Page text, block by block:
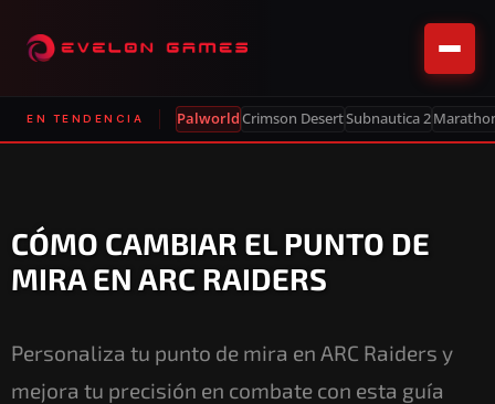
EN TENDENCIA PalworldCrimson DesertSubnautica 2
CÓMO CAMBIAR EL PUNTO DE
MIRA EN ARC RAIDERS
Personaliza tu punto de mira en ARC Raiders y
mejora tu precisión en combate con esta guía